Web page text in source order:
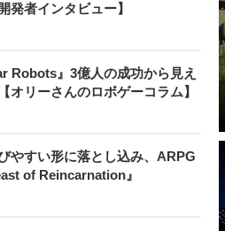
発者インタビュー】
Robots』3億人の成功から見え
リーさんのロボゲーコラム】
やすい形に落とし込み、ARPG
of Reincarnation』